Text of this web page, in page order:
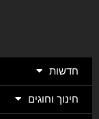
חדשות
חינוך וחוגים